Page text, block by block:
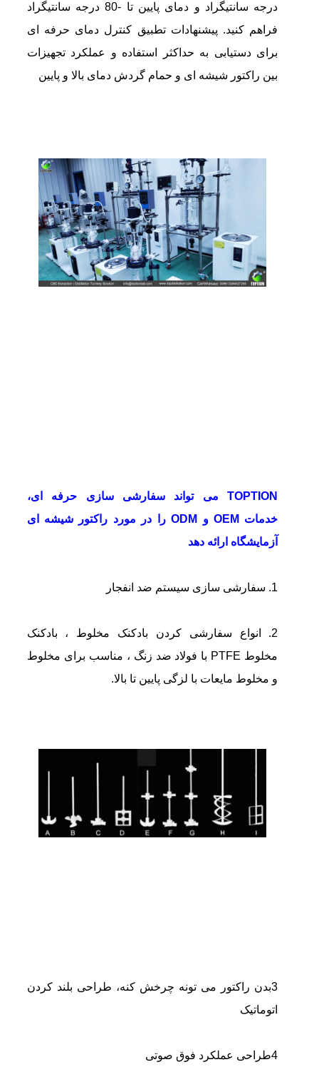
درجه سانتیگراد و دمای پایین تا -80 درجه سانتیگراد
فراهم کنید. پیشنهادات تطبیق کنترل دمای حرفه ای
برای دستیابی به حداکثر استفاده و عملکرد تجهیزات
بین راکتور شیشه ای و حمام گردش دمای بالا و پایین
TOPTION می تواند سفارشی سازی حرفه ای،
خدمات OEM و ODM را در مورد راکتور شیشه ای
آزمایشگاه ارائه دهد
1. سفارشی سازی سیستم ضد انفجار
2. انواع سفارشی کردن بادکنک مخلوط ، بادکنک
مخلوط PTFE با فولاد ضد زنگ ، مناسب برای مخلوط
و مخلوط مایعات با لزگی پایین تا بالا.
3بدن راکتور می تونه چرخش کنه، طراحی بلند کردن
اتوماتیک
4طراحی عملکرد فوق صوتی